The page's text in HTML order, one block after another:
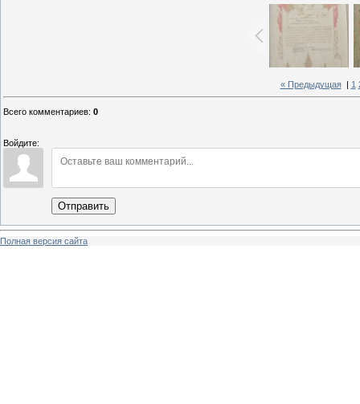
« Предыдущая| 1
Всего комментариев: 0
Войдите:
Отправить
Полная версия сайта